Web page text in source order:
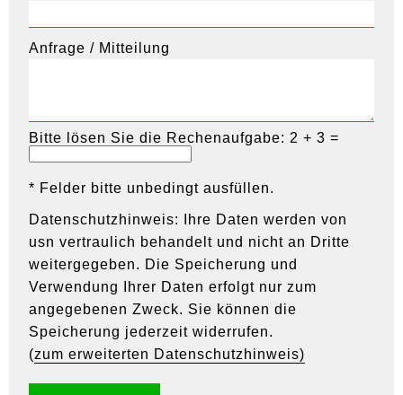
Anfrage / Mitteilung
Bitte lösen Sie die Rechenaufgabe: 2 + 3 =
* Felder bitte unbedingt ausfüllen.
Datenschutzhinweis: Ihre Daten werden von
usn vertraulich behandelt und nicht an Dritte
weitergegeben. Die Speicherung und
Verwendung Ihrer Daten erfolgt nur zum
angegebenen Zweck. Sie können die
Speicherung jederzeit widerrufen.
(zum erweiterten Datenschutzhinweis)